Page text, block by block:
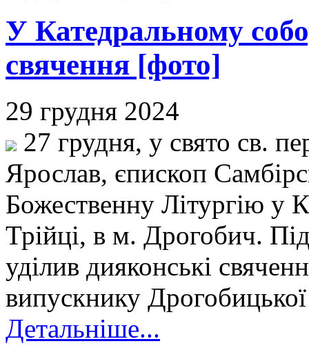
У Катедральному
свячення [фото]
29 грудня 2024
27 грудня, у свято св.
Ярослав, єпископ
Божественну Літургію у
Трійці, в м. Дрогобич.
уділив дияконські
випускнику Дрогобицької
Детальніше...